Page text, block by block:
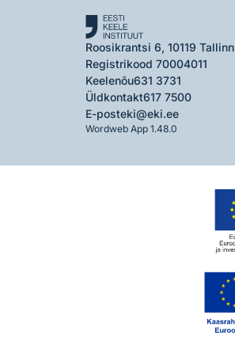
Roosikrantsi 6, 10119 Tallinn
Registrikood 70004011
Keelenõu631 3731
Üldkontakt617 7500
E-posteki@eki.ee
Wordweb App 1.48.0